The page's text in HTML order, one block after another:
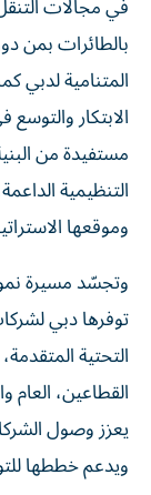
بالطائرات بمن
المتنامية لدبي
الابتكار
مستفيدة من
التنظيمية
وموقعها
وتجسّد مسيرة نمو
توفرها دبي
التحتية
القطاعين،
يعزز وصول
ويدعم خططها